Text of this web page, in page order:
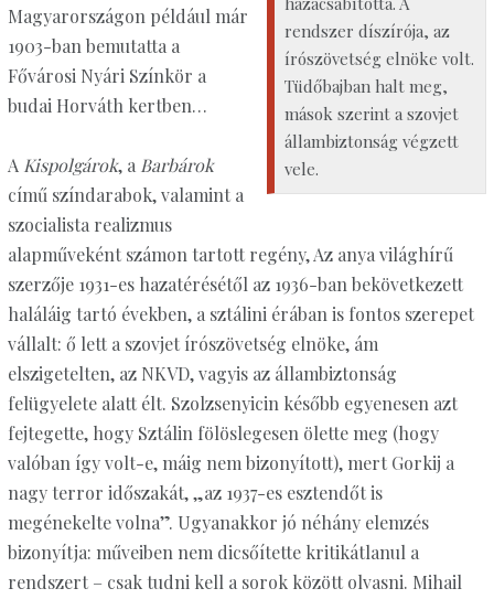
rendszer díszírója, az
írószövetség elnöke volt.
Tüdőbajban halt meg,
mások szerint a szovjet
állambiztonság végzett
vele.
Magyarországon például már
1903-ban bemutatta a
Fővárosi Nyári Színkör a
budai Horváth kertben…
A Kispolgárok, a Barbárok
című színdarabok, valamint a
szocialista realizmus
alapműveként számon tartott regény, Az anya világhírű
szerzője 1931-es hazatérésétől az 1936-ban bekövetkezett
haláláig tartó években, a sztálini érában is fontos szerepet
vállalt: ő lett a szovjet írószövetség elnöke, ám
elszigetelten, az NKVD, vagyis az állambiztonság
felügyelete alatt élt. Szolzsenyicin később egyenesen azt
fejtegette, hogy Sztálin fölöslegesen ölette meg (hogy
valóban így volt-e, máig nem bizonyított), mert Gorkij a
nagy terror időszakát, „az 1937-es esztendőt is
megénekelte volna”. Ugyanakkor jó néhány elemzés
bizonyítja: műveiben nem dicsőítette kritikátlanul a
rendszert – csak tudni kell a sorok között olvasni. Mihail